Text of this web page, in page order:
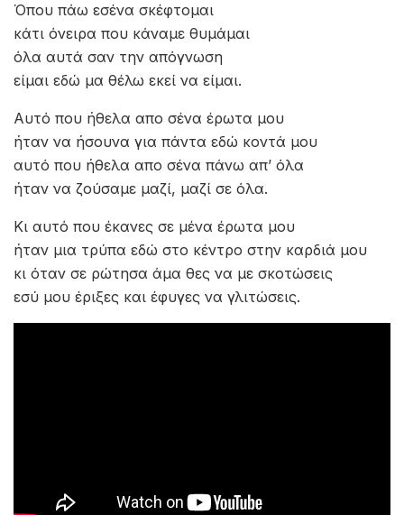
Όπου πάω εσένα σκέφτομαι
κάτι όνειρα που κάναμε θυμάμαι
όλα αυτά σαν την απόγνωση
είμαι εδώ μα θέλω εκεί να είμαι.
Αυτό που ήθελα απο σένα έρωτα μου
ήταν να ήσουνα για πάντα εδώ κοντά μου
αυτό που ήθελα απο σένα πάνω απ’ όλα
ήταν να ζούσαμε μαζί, μαζί σε όλα.
Κι αυτό που έκανες σε μένα έρωτα μου
ήταν μια τρύπα εδώ στο κέντρο στην καρδιά μου
κι όταν σε ρώτησα άμα θες να με σκοτώσεις
εσύ μου έριξες και έφυγες να γλιτώσεις.